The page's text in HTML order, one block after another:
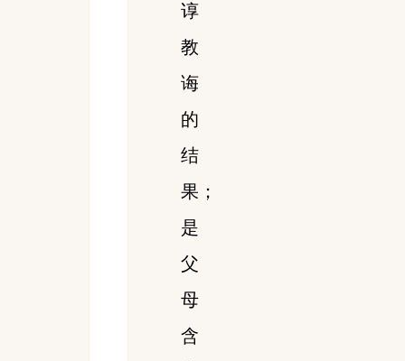
谆
教
诲
的
结
果；
是
父
母
含